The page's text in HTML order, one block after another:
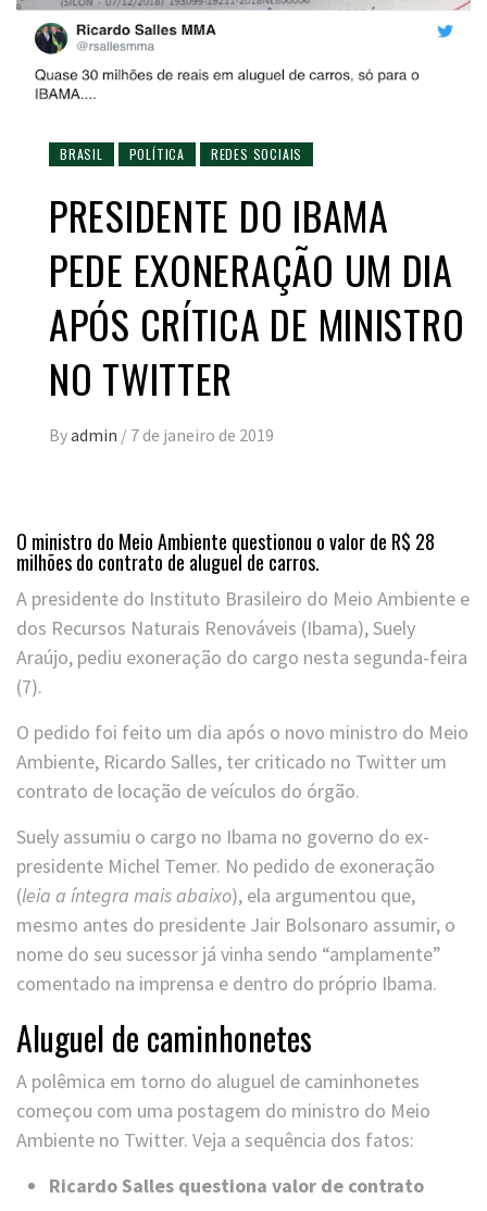
BRASIL POLÍTICA REDES SOCIAIS
PRESIDENTE DO IBAMA
PEDE EXONERAÇÃO UM DIA
APÓS CRÍTICA DE MINISTRO
NO TWITTER
Byadmin / 7 de janeiro de 2019
O ministro do Meio Ambiente questionou o valor de R$ 28
milhões do contrato de aluguel de carros.
A presidente do Instituto Brasileiro do Meio Ambiente e
dos Recursos Naturais Renováveis (Ibama), Suely
Araújo, pediu exoneração do cargo nesta segunda-feira
(7).
O pedido foi feito um dia após o novo ministro do Meio
Ambiente, Ricardo Salles, ter criticado no Twitter um
contrato de locação de veículos do órgão.
Suely assumiu o cargo no Ibama no governo do ex-
presidente Michel Temer. No pedido de exoneração
(leia a íntegra mais abaixo), ela argumentou que,
mesmo antes do presidente Jair Bolsonaro assumir, o
nome do seu sucessor já vinha sendo “amplamente”
comentado na imprensa e dentro do próprio Ibama.
Aluguel de caminhonetes
A polêmica em torno do aluguel de caminhonetes
começou com uma postagem do ministro do Meio
Ambiente no Twitter. Veja a sequência dos fatos:
Ricardo Salles questiona valor de contrato